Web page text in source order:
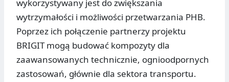
wykorzystywany jest do zwiększania
wytrzymałości i możliwości przetwarzania PHB.
Poprzez ich połączenie partnerzy projektu
BRIGIT mogą budować kompozyty dla
zaawansowanych technicznie, ognioodpornych
zastosowań, głównie dla sektora transportu.